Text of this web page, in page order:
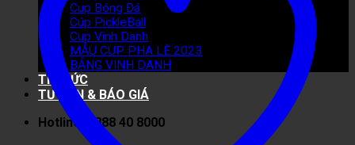
Cup Bóng Đá
Cúp PickleBall
Cup Vinh Danh
MẪU CUP PHA LÊ 2023
BẢNG VINH DANH
TIN TỨC
TƯ VẤN & BÁO GIÁ
Hotline: 0888 40 8000